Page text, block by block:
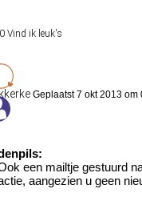
0 Vind ik leuk's
Geplaatst 7 okt 2013 om
een mailtje gestuurd
aangezien u geen